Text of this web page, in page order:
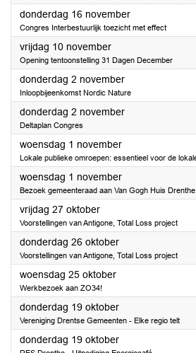
donderdag 16 november2023
Congres Interbestuurlijk toezicht met effect
vrijdag 10 november2023
Opening tentoonstelling 31 Dagen December
donderdag 2 november2023
Inloopbijeenkomst Nordic Nature
donderdag 2 november2023
Deltaplan Congres
woensdag 1 november2023
Lokale publieke omroepen: essentieel voor de
woensdag 1 november2023
Bezoek gemeenteraad aan Van Gogh Huis Drenthe
vrijdag 27 oktober2023
Voorstellingen van Antigone, Total Loss project
donderdag 26 oktober2023
Voorstellingen van Antigone, Total Loss project
woensdag 25 oktober2023
Werkbezoek aan ZO34!
donderdag 19 oktober2023
Vereniging Drentse Gemeenten - Elke regio telt
donderdag 19 oktober2023